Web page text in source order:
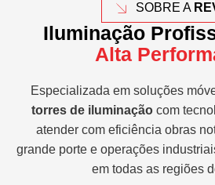
SOBRE A
Iluminação
Alta
Especializada em soluções
torres de iluminaçãocom
atender com eficiência obras
grande porte e operações
em todas as regiões